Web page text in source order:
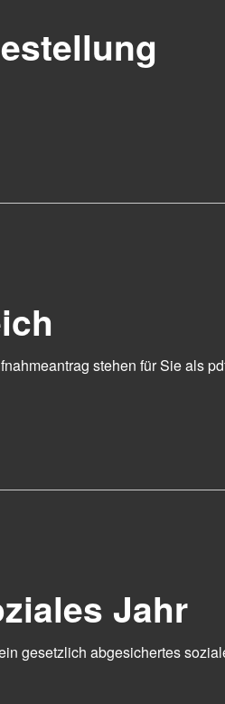
stehen für Sie als
Jahr
gesetzlich abgesichertes